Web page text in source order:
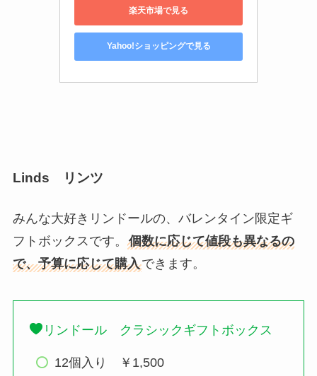
楽天市場で見る
Yahoo!ショッピングで見る
Linds リンツ
みんな大好きリンドールの、バレンタイン限定ギ
フトボックスです。 個数に応じて値段も異なるの
で、予算に応じて購入できます。
リンドール クラシックギフトボックス
12個入り ￥1,500